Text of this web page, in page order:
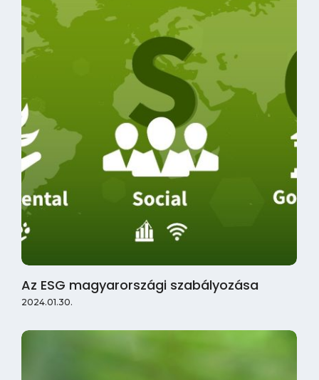
Az ESG magyarországi szabályozása
2024.01.30.